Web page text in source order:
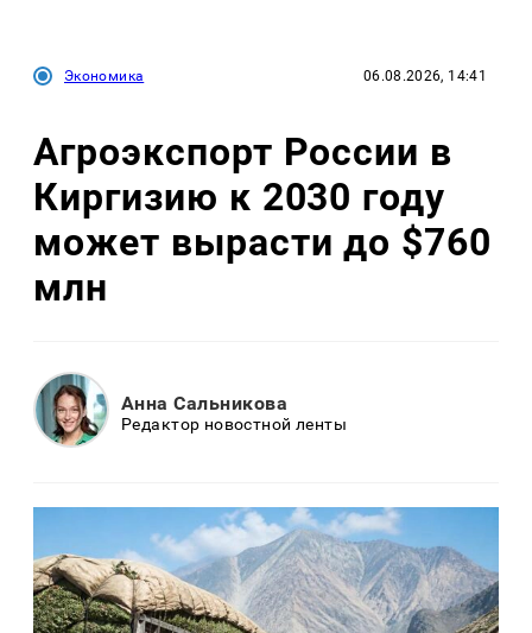
Экономика 06.08.2026, 14:41
Агроэкспорт России в
Киргизию к 2030 году
может вырасти до $760
млн
Анна Сальникова
Редактор новостной ленты